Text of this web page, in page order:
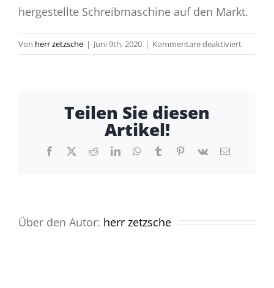
hergestellte Schreibmaschine auf den Markt.
Von herr zetzsche | Juni 9th, 2020 | Kommentare deaktiviertfür
1874
Teilen Sie diesen
Artikel!
Facebook
X RedditLinkedInWhatsApp
TumblrPinterest
Vk
E-
Über den Autor: herr zetzsche